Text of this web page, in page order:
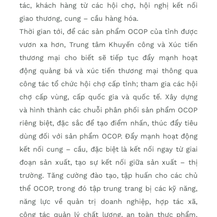
tác, khách hàng từ các hội chợ, hội nghị kết nối
giao thương, cung – cầu hàng hóa.
Thời gian tới, để các sản phẩm OCOP của tỉnh được
vươn xa hơn, Trung tâm Khuyến công và Xúc tiến
thương mại cho biết sẽ tiếp tục đẩy mạnh hoạt
động quảng bá và xúc tiến thương mại thông qua
công tác tổ chức hội chợ cấp tỉnh; tham gia các hội
chợ cấp vùng, cấp quốc gia và quốc tế. Xây dựng
và hình thành các chuỗi phân phối sản phẩm OCOP
riêng biệt, đặc sắc để tạo điểm nhấn, thúc đẩy tiêu
dùng đối với sản phẩm OCOP. Đẩy mạnh hoạt động
kết nối cung – cầu, đặc biệt là kết nối ngay từ giai
đoạn sản xuất, tạo sự kết nối giữa sản xuất – thị
trường. Tăng cường đào tạo, tập huấn cho các chủ
thể OCOP, trong đó tập trung trang bị các kỹ năng,
năng lực về quản trị doanh nghiệp, hợp tác xã,
công tác quản lý chất lượng, an toàn thực phẩm,